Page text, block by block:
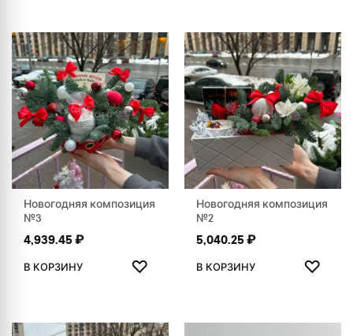
Новогодняя композиция
№3
4,939.45₽
В КОРЗИНУ ♡
ДОБАВИТЬ В ИЗБРАННОЕ
Новогодняя композиция
№2
5,040.25₽
В КОРЗИНУ ♡